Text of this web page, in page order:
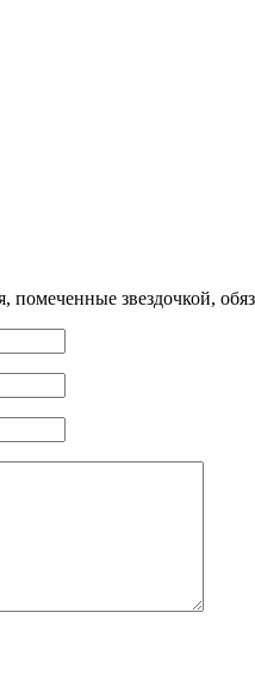
звездочкой,